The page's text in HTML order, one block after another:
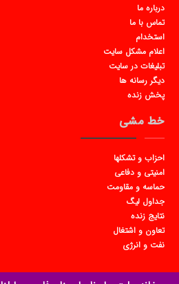
درباره ما
تماس با ما
استخدام
اعلام مشکل سایت
تبلیغات در سایت
دیگر رسانه ها
پخش زنده
خط مشی
احزاب و تشکلها
امنیتی و دفاعی
حماسه و مقاومت
جداول لیگ
نتایج زنده
تعاون و اشتغال
نفت و انرژی